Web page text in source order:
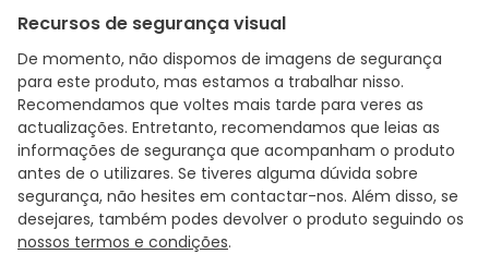
Recursos de segurança visual
De momento, não dispomos de imagens de segurança
para este produto, mas estamos a trabalhar nisso.
Recomendamos que voltes mais tarde para veres as
actualizações. Entretanto, recomendamos que leias as
informações de segurança que acompanham o produto
antes de o utilizares. Se tiveres alguma dúvida sobre
segurança, não hesites em contactar-nos. Além disso, se
desejares, também podes devolver o produto seguindo os
nossos termos e condições.